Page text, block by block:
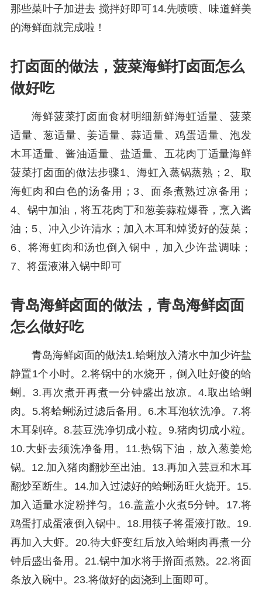
那些菜叶子加进去 搅拌好即可14.先喷喷、味道鲜美
的海鲜面就完成啦！
打卤面的做法，菠菜海鲜打卤面怎么
做好吃
海鲜菠菜打卤面食材明细新鲜海虹适量、菠菜
适量、葱适量、姜适量、蒜适量、鸡蛋适量、泡发
木耳适量、酱油适量、盐适量、五花肉丁适量海鲜
菠菜打卤面的做法步骤1、海虹入蒸锅蒸熟；2、取
海虹肉和白色的汤备用；3、面条煮熟过凉备用；
4、锅中加油，将五花肉丁和葱姜蒜粒爆香，烹入酱
油；5、冲入少许清水；加入木耳和焯烫好的菠菜；
6、将海虹肉和汤也倒入锅中，加入少许盐调味；
7、将蛋液淋入锅中即可
青岛海鲜卤面的做法，青岛海鲜卤面
怎么做好吃
青岛海鲜卤面的做法1.蛤蜊放入清水中加少许盐
静置1个小时。2.将锅中的水烧开，倒入吐好傻的蛤
蜊。3.再次煮开再煮一分钟盛出放凉。4.取出蛤蜊
肉。5.将蛤蜊汤过滤后备用。6.木耳泡软洗净。7.将
木耳剁碎。8.芸豆洗净切成小粒。9.猪肉切成小粒。
10.大虾去须洗净备用。11.热锅下油，放入葱姜炝
锅。12.加入猪肉翻炒至出油。13.再加入芸豆和木耳
翻炒至断生。14.加入过滤好的蛤蜊汤旺火烧开。15.
加入适量水淀粉拌匀。16.盖盖小火煮5分钟。17.将
鸡蛋打成蛋液倒入锅中。18.用筷子将蛋液打散。19.
再加入大虾。20.待大虾变红后放入蛤蜊肉再煮一分
钟后盛出备用。21.锅中加水将手擀面煮熟。22.将面
条放入碗中。23.将做好的卤浇到上面即可。